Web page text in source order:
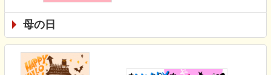
母の日